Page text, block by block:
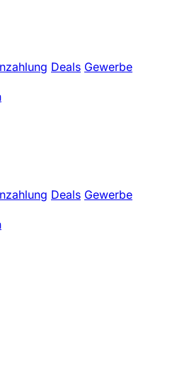
Deals Gewerbe
Deals Gewerbe